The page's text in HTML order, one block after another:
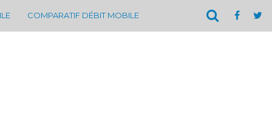
COMPARATIF DÉBIT MOBILE